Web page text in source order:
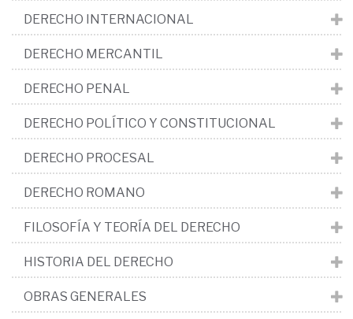
DERECHO INTERNACIONAL
DERECHO MERCANTIL
DERECHO PENAL
DERECHO POLÍTICO Y CONSTITUCIONAL
DERECHO PROCESAL
DERECHO ROMANO
FILOSOFÍA Y TEORÍA DEL DERECHO
HISTORIA DEL DERECHO
OBRAS GENERALES